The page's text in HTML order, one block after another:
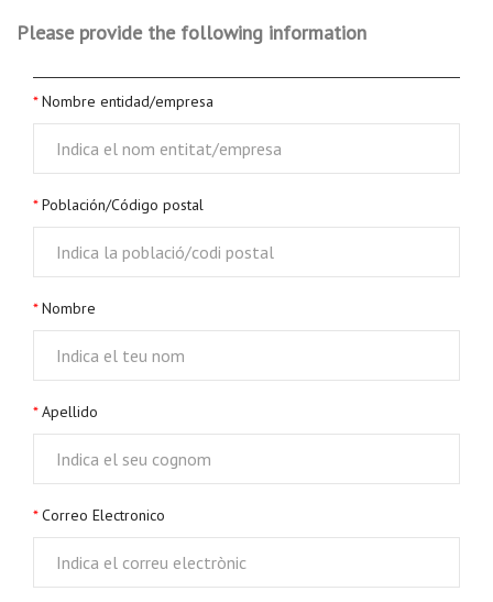
Please provide the following information
Nombre entidad/empresa
Población/Código postal
Nombre
Apellido
Correo Electronico